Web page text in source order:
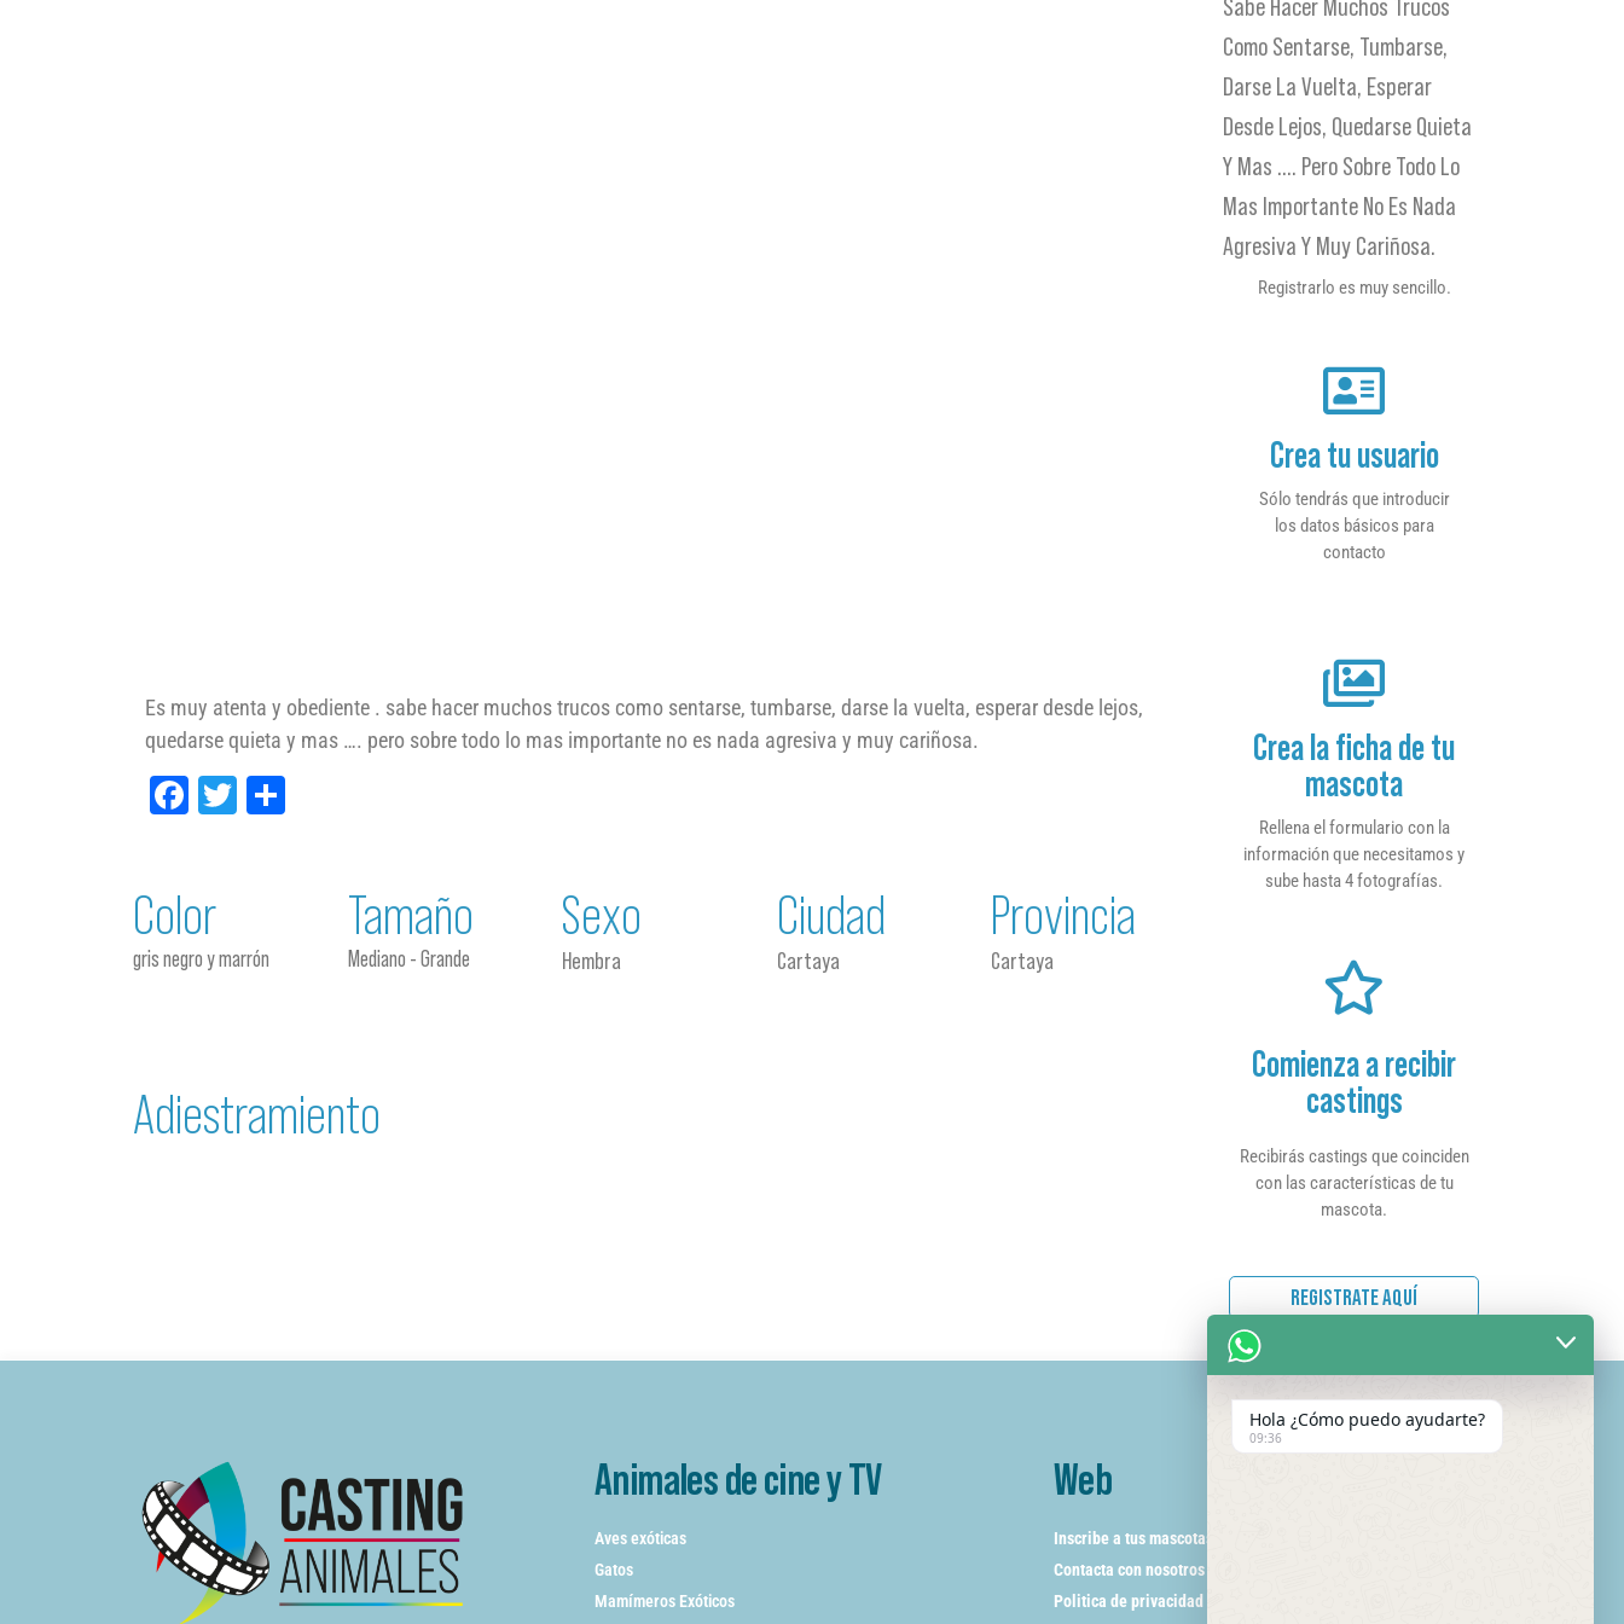
Es muy atenta y obediente . sabe hacer muchos trucos como sentarse, tumbarse, darse la vuelta, esperar desde lejos,
quedarse quieta y mas …. pero sobre todo lo mas importante no es nada agresiva y muy cariñosa.
Facebook
Twitter
Color
gris negro y marrón
Tamaño
Mediano - Grande
Sexo
Hembra
Ciudad
Cartaya
Provincia
Cartaya
Adiestramiento
Sabe Hacer Muchos Trucos
Como Sentarse, Tumbarse,
Darse La Vuelta, Esperar
Desde Lejos, Quedarse Quieta
Y Mas …. Pero Sobre Todo Lo
Mas Importante No Es Nada
Agresiva Y Muy Cariñosa.
Registrarlo es muy sencillo.
Crea tu usuario
Sólo tendrás que introducir
los datos básicos para
contacto
Crea la ficha de tu
mascota
Rellena el formulario con la
información que necesitamos y
sube hasta 4 fotografías.
Comienza a recibir
castings
Recibirás castings que coinciden
con las características de tu
mascota.
REGISTRATE AQUÍ
Animales de cine y TV
Aves exóticas
Gatos
Mamímeros Exóticos
Web
Inscribe a tus mascotas
Contacta con nosotros
Politica de privacidad
Hola ¿Cómo puedo ayudarte?
09:36